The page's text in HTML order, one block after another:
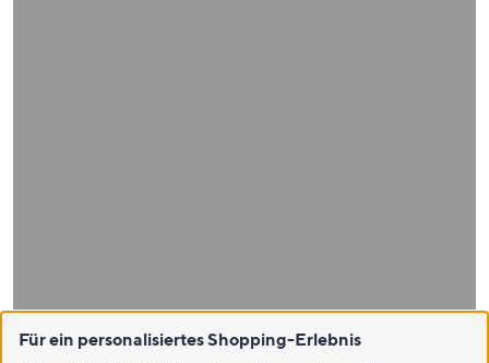
Für ein personalisiertes Shopping-Erlebnis